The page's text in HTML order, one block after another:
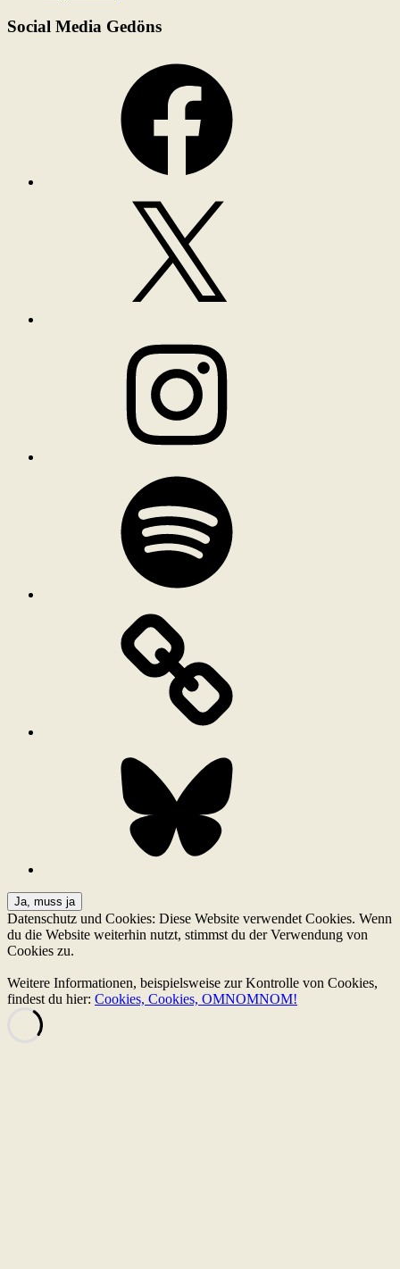
Social Media Gedöns
Datenschutz und Cookies: Diese Website verwendet Cookies. Wenn
du die Website weiterhin nutzt, stimmst du der Verwendung von
Cookies zu.
Weitere Informationen, beispielsweise zur Kontrolle von Cookies,
findest du hier: Cookies, Cookies, OMNOMNOM!